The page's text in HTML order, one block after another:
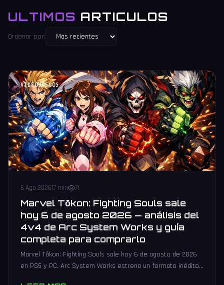
ULTIMOS ARTICULOS
Ordenar por:
VIDEOJUEGOS
6 Ago 202617 min 71
Marvel Tōkon: Fighting Souls sale
hoy 6 de agosto 2026 — análisis del
4v4 de Arc System Works y guía
completa para comprarlo
Marvel Tōkon: Fighting Souls sale hoy 6 de agosto de 2026
en PS5 y PC. Arc System Works estrena un formato inédito